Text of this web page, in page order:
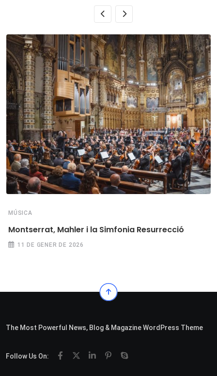
MÚSICA
Montserrat, Mahler i la Simfonia Resurrecció
11 DE GENER DE 2026
The Most Powerful News, Blog & Magazine WordPress Theme
Follow Us On: